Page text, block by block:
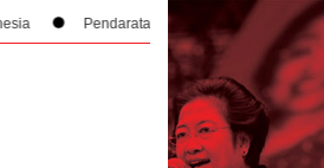
yang Nyaris Menubruk Kerbau Hingga